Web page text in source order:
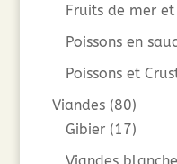
Fruits de mer
Poissons en
Poissons et
Viandes (80)
Gibier (17)